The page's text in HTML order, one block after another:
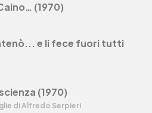
(1970)
e li fece fuori tutti
(1970)
di Alfredo Serpieri